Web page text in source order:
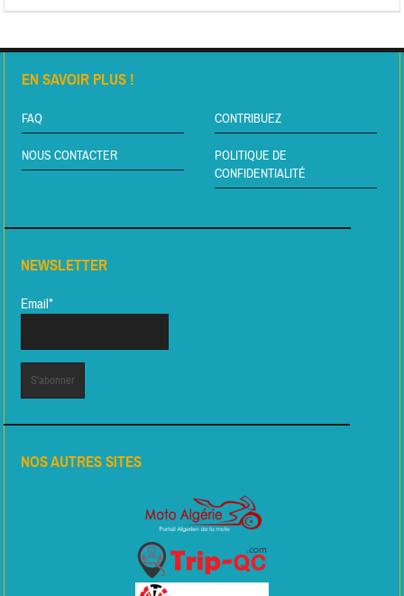
EN SAVOIR PLUS !
FAQ CONTRIBUEZ
NOUS CONTACTER
POLITIQUE DE
CONFIDENTIALITÉ
NEWSLETTER
Email*
NOS AUTRES SITES